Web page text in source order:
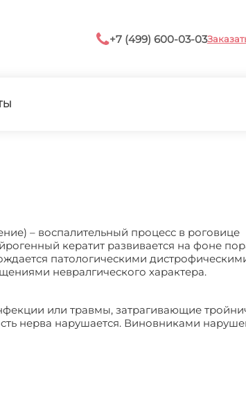
+7 (499) 600-03-03
– воспалительный процесс в роговице
кератит развивается на фоне
патологическими
невралгического характера.
или травмы, затрагивающие
нерва нарушается. Виновниками